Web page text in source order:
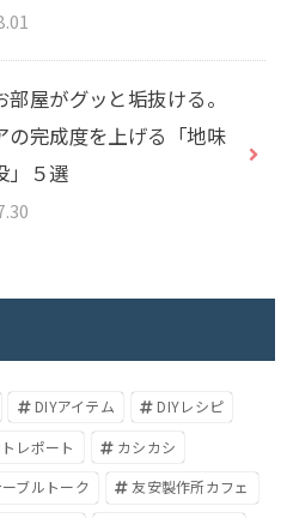
部屋がグッと垢抜ける。
の完成度を上げる「地味
」５選
DIYアイテム
DIYレシピ
レポート
カシカシ
ーブルトーク
友安製作所カフェ